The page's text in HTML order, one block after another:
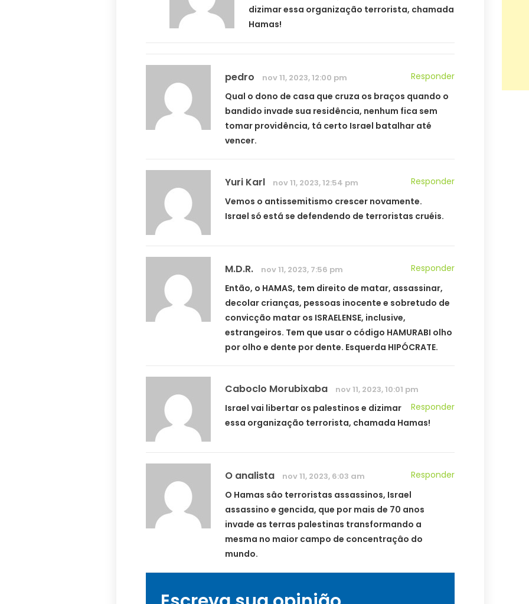
dizimar essa organização terrorista, chamada
Hamas!
pedro nov 11, 2023, 12:00 pm
Responder
Qual o dono de casa que cruza os braços quando o
bandido invade sua residência, nenhum fica sem
tomar providência, tá certo Israel batalhar até
vencer.
Yuri Karl nov 11, 2023, 12:54 pm
Responder
Vemos o antissemitismo crescer novamente.
Israel só está se defendendo de terroristas cruéis.
M.D.R. nov 11, 2023, 7:56 pm
Responder
Então, o HAMAS, tem direito de matar, assassinar,
decolar crianças, pessoas inocente e sobretudo de
convicção matar os ISRAELENSE, inclusive,
estrangeiros. Tem que usar o código HAMURABI olho
por olho e dente por dente. Esquerda HIPÓCRATE.
Caboclo Morubixaba nov 11, 2023, 10:01 pm
Responder
Israel vai libertar os palestinos e dizimar
essa organização terrorista, chamada Hamas!
O analista nov 11, 2023, 6:03 am
Responder
O Hamas sâo terroristas assassinos, Israel
assassino e gencida, que por mais de 70 anos
invade as terras palestinas transformando a
mesma no maior campo de concentraçâo do
mundo.